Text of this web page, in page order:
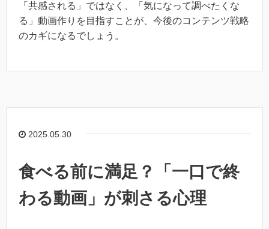
「共感される」ではなく、「気になって調べたくな
る」動画作りを目指すことが、今後のコンテンツ戦略
のカギになるでしょう。
2025.05.30
食べる前に満足？「一口で終
わる動画」が刺さる心理